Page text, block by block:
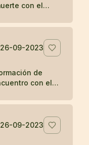
con el
las claves
26-09-2023
de
con el
poder del buen
26-09-2023